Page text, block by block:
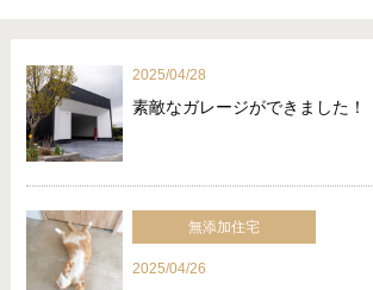
2025/04/28
素敵なガレージができました！
無添加住宅
2025/04/26